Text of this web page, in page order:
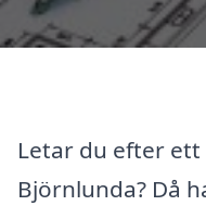
Letar du efter
Björnlunda? Då